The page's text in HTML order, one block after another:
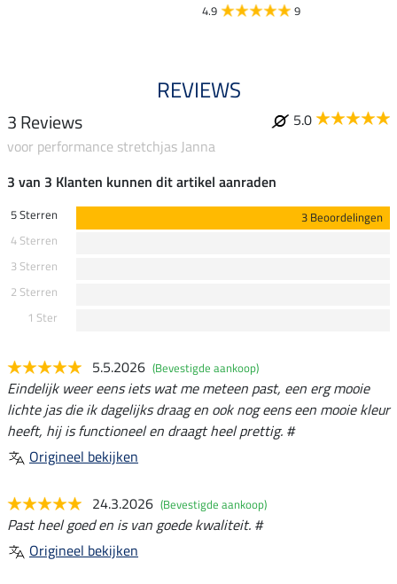
4.9 9
REVIEWS
3 Reviews
5.0
voor performance stretchjas Janna
3 van 3 Klanten kunnen dit artikel aanraden
5 Sterren
3 Beoordelingen
4 Sterren
3 Sterren
2 Sterren
1 Ster
5.5.2026 (Bevestigde aankoop)
Eindelijk weer eens iets wat me meteen past, een erg mooie
lichte jas die ik dagelijks draag en ook nog eens een mooie kleur
heeft, hij is functioneel en draagt heel prettig. #
Origineel bekijken
24.3.2026 (Bevestigde aankoop)
Past heel goed en is van goede kwaliteit. #
Origineel bekijken